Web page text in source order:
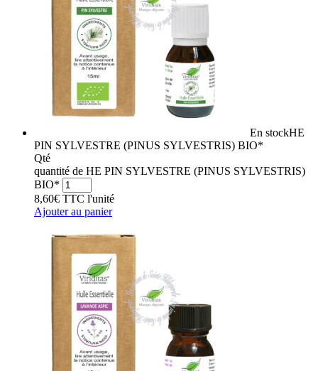
En stockHE
PIN SYLVESTRE (PINUS SYLVESTRIS) BIO*
Qté
quantité de HE PIN SYLVESTRE (PINUS SYLVESTRIS)
BIO*
8,60€ TTC l'unité
Ajouter au panier